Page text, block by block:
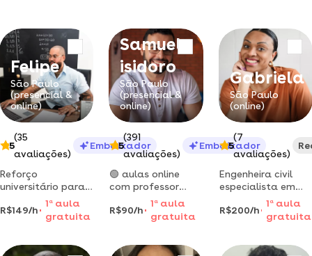
Felipe
São Paulo
(presencial &
online)
5
(35
avaliações)
Embaixador
Reforço
universitário para
disciplinas de
engenharia e
cursos de exatas
especialistas,
R$149/h
1 aaula
gratuita
Samuel
isidoro
São Paulo
(presencial &
online)
5
(391
avaliações)
Embaixador
🟢️ aulas online
com professor
doutor pelo ita e
mais de 15 anos de
experiência |
personalizado e
R$90/h
1 a aula
gratuita
Gabriela
São Paulo
(online)
5
(7
avaliações)
Engenheira civil
especialista em
patologia das
construções e
avaliação de
dúvidas? te ajudo
R$200/h
1 a aula
gratuita